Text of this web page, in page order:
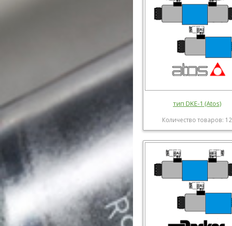
тип DKE-1 (Atos)
Количество товаров: 12